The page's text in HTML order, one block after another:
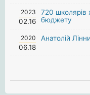
2023
02.16
720 школярів
бюджету
2020
06.18
Анатолій